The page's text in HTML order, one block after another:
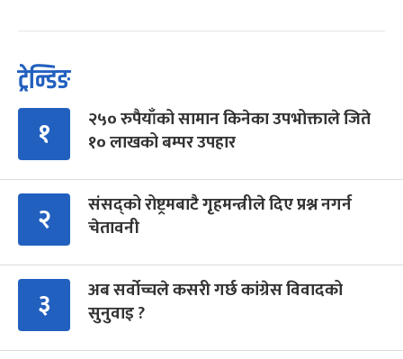
ट्रेन्डिङ
१
२५० रुपैयाँको सामान किनेका उपभोक्ताले जिते
१० लाखको बम्पर उपहार
२
संसद्को रोष्ट्रमबाटै गृहमन्त्रीले दिए प्रश्न नगर्न
चेतावनी
३
अब सर्वोच्चले कसरी गर्छ कांग्रेस विवादको
सुनुवाइ ?